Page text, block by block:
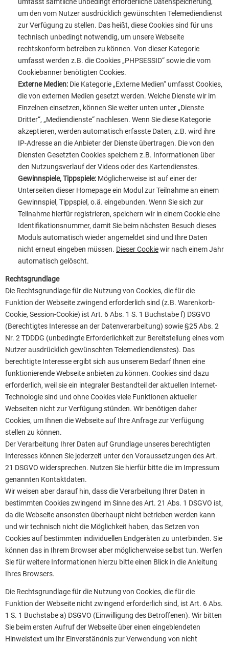
um den vom Nutzer ausdrücklich gewünschten Telemediendienst
zur Verfügung zu stellen. Das heißt, diese Cookies sind für uns
technisch unbedingt notwendig, um unsere Webseite
rechtskonform betreiben zu können. Von dieser Kategorie
umfasst werden z.B. die Cookies „PHPSESSID“ sowie die vom
Cookiebanner benötigten Cookies.
Externe Medien: Die Kategorie „Externe Medien“ umfasst Cookies,
die von externen Medien gesetzt werden. Welche Dienste wir im
Einzelnen einsetzen, können Sie weiter unten unter „Dienste
Dritter“, „Mediendienste“ nachlesen. Wenn Sie diese Kategorie
akzeptieren, werden automatisch erfasste Daten, z.B. wird ihre
IP-Adresse an die Anbieter der Dienste übertragen. Die von den
Diensten Gesetzten Cookies speichern z.B. Informationen über
den Nutzungsverlauf der Videos oder des Kartendienstes.
Gewinnspiele, Tippspiele: Möglicherweise ist auf einer der
Unterseiten dieser Homepage ein Modul zur Teilnahme an einem
Gewinnspiel, Tippspiel, o.ä. eingebunden. Wenn Sie sich zur
Teilnahme hierfür registrieren, speichern wir in einem Cookie eine
Identifikationsnummer, damit Sie beim nächsten Besuch dieses
Moduls automatisch wieder angemeldet sind und Ihre Daten
nicht erneut eingeben müssen. Dieser Cookiewir nach einem Jahr
automatisch gelöscht.
Rechtsgrundlage
Die Rechtsgrundlage für die Nutzung von Cookies, die für die
Funktion der Webseite zwingend erforderlich sind (z.B. Warenkorb-
Cookie, Session-Cookie) ist Art. 6 Abs. 1 S. 1 Buchstabe f) DSGVO
(Berechtigtes Interesse an der Datenverarbeitung) sowie §25 Abs. 2
Nr. 2 TDDDG (unbedingte Erforderlichkeit zur Bereitstellung eines vom
Nutzer ausdrücklich gewünschten Telemediendienstes). Das
berechtigte Interesse ergibt sich aus unserem Bedarf Ihnen eine
funktionierende Webseite anbieten zu können. Cookies sind dazu
erforderlich, weil sie ein integraler Bestandteil der aktuellen Internet-
Technologie sind und ohne Cookies viele Funktionen aktueller
Webseiten nicht zur Verfügung stünden. Wir benötigen daher
Cookies, um Ihnen die Webseite auf Ihre Anfrage zur Verfügung
stellen zu können.
Der Verarbeitung Ihrer Daten auf Grundlage unseres berechtigten
Interesses können Sie jederzeit unter den Voraussetzungen des Art.
21 DSGVO widersprechen. Nutzen Sie hierfür bitte die im Impressum
genannten Kontaktdaten.
Wir weisen aber darauf hin, dass die Verarbeitung Ihrer Daten in
bestimmten Cookies zwingend im Sinne des Art. 21 Abs. 1 DSGVO ist,
da die Webseite ansonsten überhaupt nicht betrieben werden kann
und wir technisch nicht die Möglichkeit haben, das Setzen von
Cookies auf bestimmten individuellen Endgeräten zu unterbinden. Sie
können das in Ihrem Browser aber möglicherweise selbst tun. Werfen
Sie für weitere Informationen hierzu bitte einen Blick in die Anleitung
Ihres Browsers.
Die Rechtsgrundlage für die Nutzung von Cookies, die für die
Funktion der Webseite nicht zwingend erforderlich sind, ist Art. 6 Abs.
1 S. 1 Buchstabe a) DSGVO (Einwilligung des Betroffenen). Wir bitten
Sie beim ersten Aufruf der Webseite über einen eingeblendeten
Hinweistext um Ihr Einverständnis zur Verwendung von nicht